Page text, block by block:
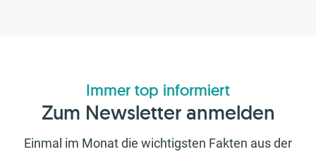
Immer top informiert
Zum Newsletter anmelden
Einmal im Monat die wichtigsten Fakten aus der